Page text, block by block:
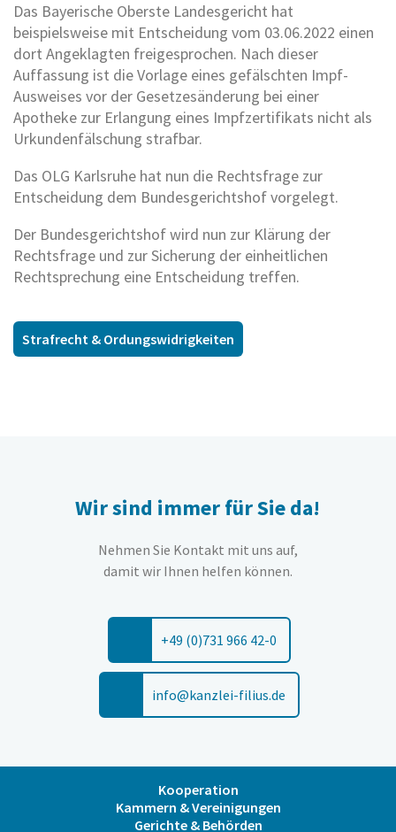
Das Bayerische Oberste Landesgericht hat
beispielsweise mit Entscheidung vom 03.06.2022 einen
dort Angeklagten freigesprochen. Nach dieser
Auffassung ist die Vorlage eines gefälschten Impf-
Ausweises vor der Gesetzesänderung bei einer
Apotheke zur Erlangung eines Impfzertifikats nicht als
Urkundenfälschung strafbar.
Das OLG Karlsruhe hat nun die Rechtsfrage zur
Entscheidung dem Bundesgerichtshof vorgelegt.
Der Bundesgerichtshof wird nun zur Klärung der
Rechtsfrage und zur Sicherung der einheitlichen
Rechtsprechung eine Entscheidung treffen.
Strafrecht & Ordungswidrigkeiten
Wir sind immer für Sie da!
Nehmen Sie Kontakt mit uns auf,
damit wir Ihnen helfen können.
+49 (0)731 966 42-0
info@kanzlei-filius.de
Kooperation
Kammern & Vereinigungen
Gerichte & Behörden